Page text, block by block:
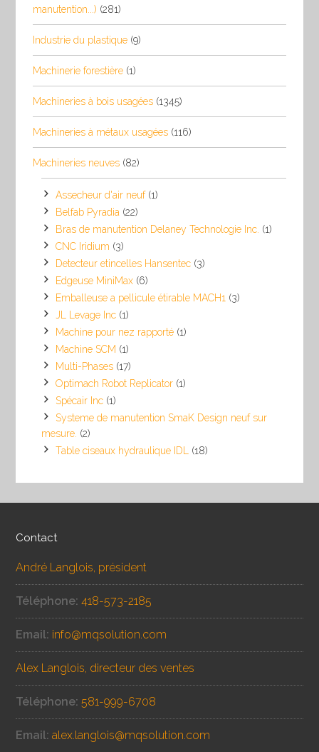
manutention...) (281)
Industrie du plastique (9)
Machinerie forestière (1)
Machineries à bois usagées (1345)
Machineries à métaux usagées (116)
Machineries neuves (82)
Assecheur d'air neuf (1)
Belfab Pyradia (22)
Bras de manutention Delaney Technologie Inc. (1)
CNC Iridium (3)
Detecteur etincelles Hansentec (3)
Edgeuse MiniMax (6)
Emballeuse a pellicule étirable MACH1 (3)
JL Levage Inc (1)
Machine pour nez rapporté (1)
Machine SCM (1)
Multi-Phases (17)
Optimach Robot Replicator (1)
Spécair Inc (1)
Systeme de manutention SmaK Design neuf sur
mesure. (2)
Table ciseaux hydraulique IDL (18)
Contact
André Langlois, président
Téléphone: 418-573-2185
Email: info@mqsolution.com
Alex Langlois, directeur des ventes
Téléphone: 581-999-6708
Email:alex.langlois@mqsolution.com